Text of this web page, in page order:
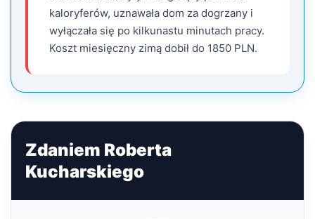
kaloryferów, uznawała dom za dogrzany i
wyłączała się po kilkunastu minutach pracy.
Koszt miesięczny zimą dobił do 1850 PLN.
Zdaniem Roberta
Kucharskiego